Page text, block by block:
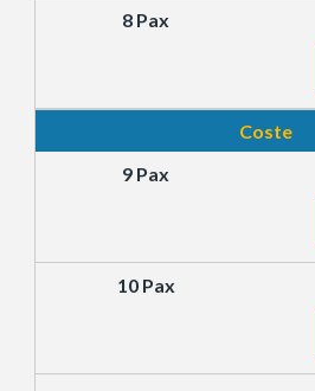
Coste